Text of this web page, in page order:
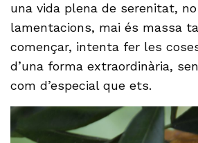
una vida plena de serenitat,
lamentacions, mai és massa
començar, intenta fer les
d’una forma extraordinària,
com d’especial que ets.